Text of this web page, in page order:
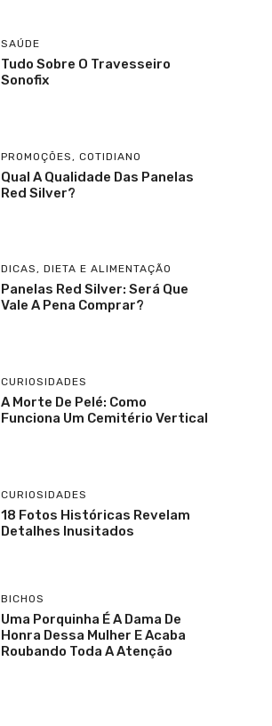
SAÚDE
Tudo Sobre O Travesseiro
Sonofix
PROMOÇÕES , COTIDIANO
Qual A Qualidade Das Panelas
Red Silver?
DICAS, DIETA E ALIMENTAÇÃO
Panelas Red Silver: Será Que
Vale A Pena Comprar?
CURIOSIDADES
A Morte De Pelé: Como
Funciona Um Cemitério Vertical
CURIOSIDADES
18 Fotos Históricas Revelam
Detalhes Inusitados
BICHOS
Uma Porquinha É A Dama De
Honra Dessa Mulher E Acaba
Roubando Toda A Atenção